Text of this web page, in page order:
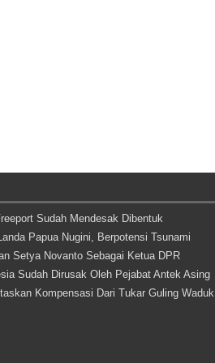
Sudah Mendesak Dibentuk
Papua Nugini, Berpotensi Tsunami
Setya Novanto Sebagai Ketua DPR
Sudah Dirusak Oleh Pejabat Antek Asing
Kompensasi Dari Tukar Guling Waduk